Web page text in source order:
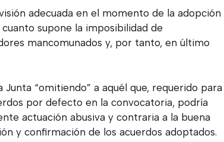
adecuada en el momento de la adopción
supone la imposibilidad de
mancomunados y, por tanto, en último
“omitiendo” a aquél que, requerido para
por defecto en la convocatoria, podría
actuación abusiva y contraria a la buena
y confirmación de los acuerdos adoptados.